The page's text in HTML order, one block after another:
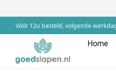
Vóór 12u besteld, volgende
Home